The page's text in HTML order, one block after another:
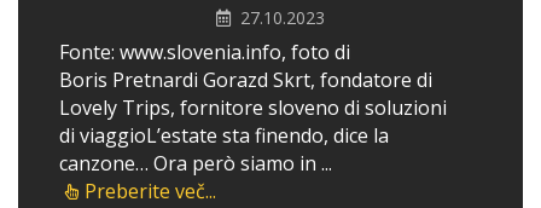
27.10.2023
Fonte: www.slovenia.info, foto di
Boris Pretnardi Gorazd Skrt, fondatore di
Lovely Trips, fornitore sloveno di soluzioni
di viaggioL’estate sta finendo, dice la
canzone… Ora però siamo in ...
Preberite več...